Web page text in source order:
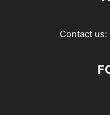
Contact us: